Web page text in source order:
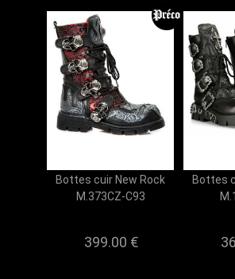
Bottes cuir New Rock
M.373CZ-C93
399.00 €
Bottes